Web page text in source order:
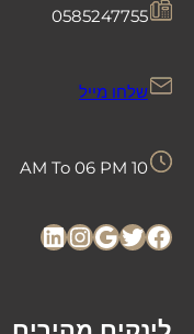
0585247755
שלחו מייל
10 AM To 06 PM
Facebook
Twitter
Google
Instagram
LinkedIn